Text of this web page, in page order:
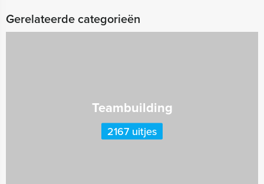
Gerelateerde categorieën
Teambuilding
2167 uitjes